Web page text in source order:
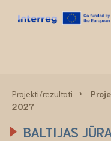
Projekti/rezultāti
2027
BALTIJAS